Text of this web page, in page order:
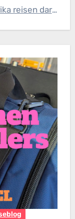
reisen darf,